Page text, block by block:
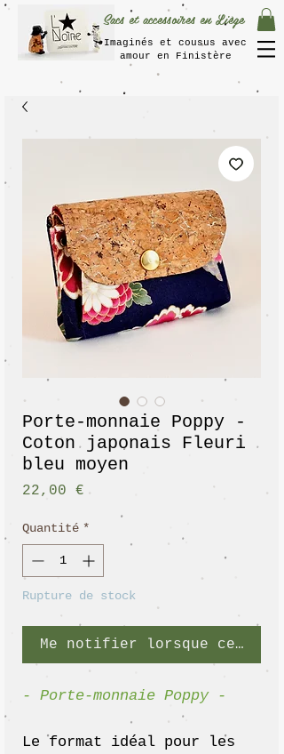
Imaginés et cousus avec
amour en Finistère
Sacs et accessoires en Liège
Porte-monnaie Poppy -
Coton japonais Fleuri
bleu moyen
22,00 € Prix
Quantité *
Rupture de stock
Me notifier lorsque cet
- Porte-monnaie Poppy -
Le format idéal pour les